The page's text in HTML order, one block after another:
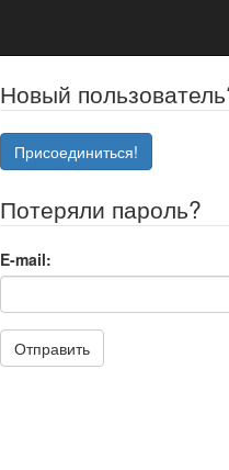
Новый
Присоединиться!
Потеряли пароль?
E-mail:
Отправить